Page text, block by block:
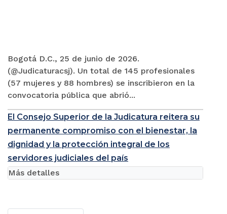
Bogotá D.C., 25 de junio de 2026.
(@Judicaturacsj). Un total de 145 profesionales
(57 mujeres y 88 hombres) se inscribieron en la
convocatoria pública que abrió...
El Consejo Superior de la Judicatura reitera su
permanente compromiso con el bienestar, la
dignidad y la protección integral de los
servidores judiciales del país
Más detalles